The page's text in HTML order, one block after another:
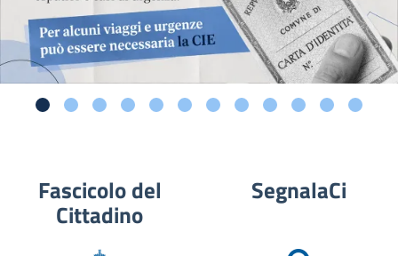
Fascicolo del
Cittadino
SegnalaCi